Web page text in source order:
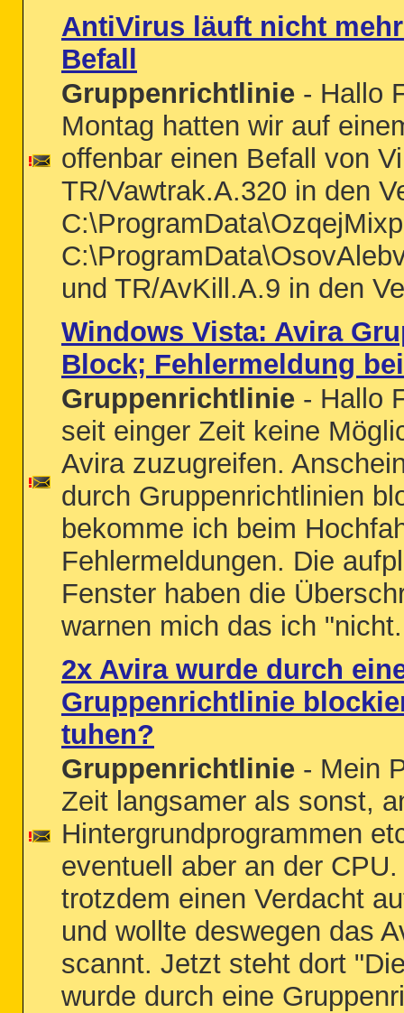
AntiVirus läuft nicht
Befall
Gruppenrichtlinie - Hallo
Montag hatten wir auf
offenbar einen Befall von
TR/Vawtrak.A.320 in den
und TR/AvKill.A.9 in den
Windows Vista: Avira
Block; Fehlermeldung
Gruppenrichtlinie - Hallo
seit einger Zeit keine
Avira zuzugreifen.
durch Gruppenrichtlinien
bekomme ich beim
Fehlermeldungen. Die
Fenster haben die
warnen mich das ich
2x Avira wurde durch
Gruppenrichtlinie
tuhen?
Gruppenrichtlinie - Mein
Zeit langsamer als sonst,
Hintergrundprogrammen
eventuell aber an der
trotzdem einen Verdacht
und wollte deswegen das
scannt. Jetzt steht dort
wurde durch eine